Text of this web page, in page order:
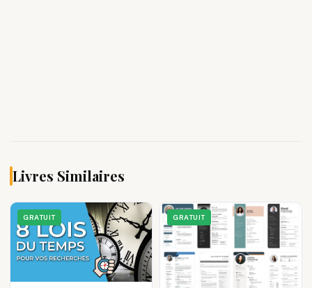
Livres Similaires
GRATUIT GRATUIT